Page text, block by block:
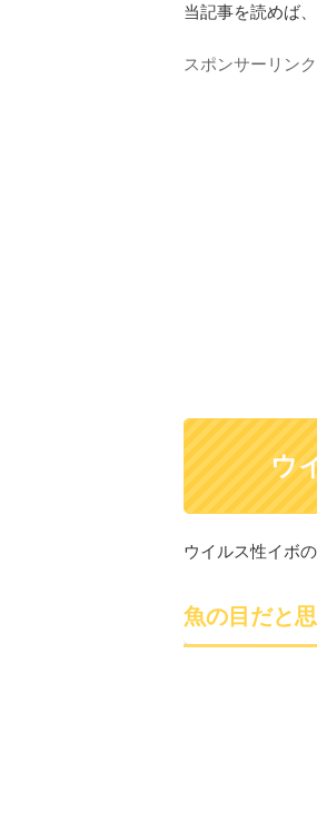
当記事を読めば
スポンサーリンク
ウ
ウイルス性イボ
魚の目だと